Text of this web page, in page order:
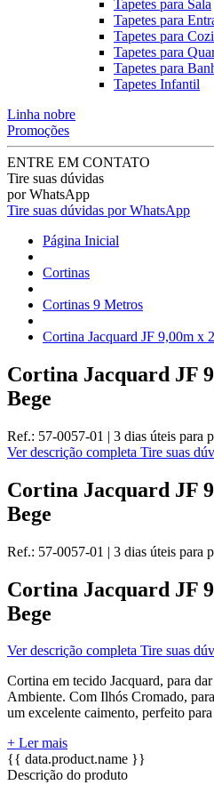
Tapetes para Sala
Tapetes para
Tapetes para
Tapetes para
Tapetes para
Tapetes Infantil
Linha nobre
Promoções
ENTRE EM CONTATO
Tire suas dúvidas
por WhatsApp
Tire suas dúvidas por WhatsApp
Página Inicial
Cortinas
Cortinas 9 Metros
Cortina Jacquard JF 9,00m x
Cortina Jacquard JF
Bege
Ref.: 57-0057-01 | 3 dias úteis para
Ver descrição completa Tire suas
Cortina Jacquard JF
Bege
Ref.: 57-0057-01 | 3 dias úteis para
Cortina Jacquard JF
Bege
Ver descrição completa Tire suas
Cortina em tecido Jacquard, para
Ambiente. Com Ilhós Cromado,
um excelente caimento, perfeito
+ Ler mais
{{ data.product.name }}
Descrição do produto